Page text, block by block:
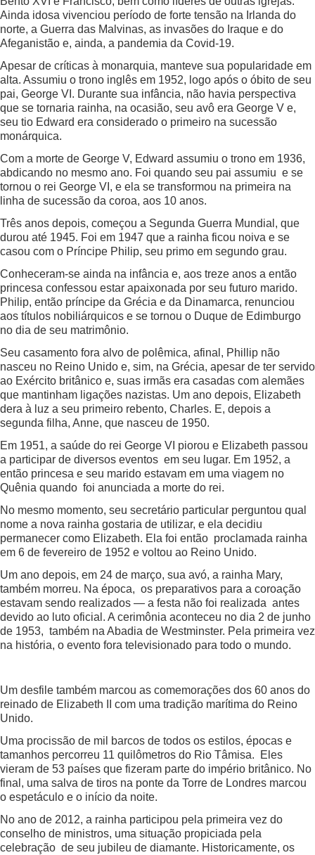
Ainda idosa vivenciou período de forte tensão na Irlanda do
norte, a Guerra das Malvinas, as invasões do Iraque e do
Afeganistão e, ainda, a pandemia da Covid-19.
Apesar de críticas à monarquia, manteve sua popularidade em
alta. Assumiu o trono inglês em 1952, logo após o óbito de seu
pai, George VI. Durante sua infância, não havia perspectiva
que se tornaria rainha, na ocasião, seu avô era George V e,
seu tio Edward era considerado o primeiro na sucessão
monárquica.
Com a morte de George V, Edward assumiu o trono em 1936,
abdicando no mesmo ano. Foi quando seu pai assumiu e se
tornou o rei George VI, e ela se transformou na primeira na
linha de sucessão da coroa, aos 10 anos.
Três anos depois, começou a Segunda Guerra Mundial, que
durou até 1945. Foi em 1947 que a rainha ficou noiva e se
casou com o Príncipe Philip, seu primo em segundo grau.
Conheceram-se ainda na infância e, aos treze anos a então
princesa confessou estar apaixonada por seu futuro marido.
Philip, então príncipe da Grécia e da Dinamarca, renunciou
aos títulos nobiliárquicos e se tornou o Duque de Edimburgo
no dia de seu matrimônio.
Seu casamento fora alvo de polêmica, afinal, Phillip não
nasceu no Reino Unido e, sim, na Grécia, apesar de ter servido
ao Exército britânico e, suas irmãs era casadas com alemães
que mantinham ligações nazistas. Um ano depois, Elizabeth
dera à luz a seu primeiro rebento, Charles. E, depois a
segunda filha, Anne, que nasceu de 1950.
Em 1951, a saúde do rei George VI piorou e Elizabeth passou
a participar de diversos eventos em seu lugar. Em 1952, a
então princesa e seu marido estavam em uma viagem no
Quênia quando foi anunciada a morte do rei.
No mesmo momento, seu secretário particular perguntou qual
nome a nova rainha gostaria de utilizar, e ela decidiu
permanecer como Elizabeth. Ela foi então proclamada rainha
em 6 de fevereiro de 1952 e voltou ao Reino Unido.
Um ano depois, em 24 de março, sua avó, a rainha Mary,
também morreu. Na época, os preparativos para a coroação
estavam sendo realizados — a festa não foi realizada antes
devido ao luto oficial. A cerimônia aconteceu no dia 2 de junho
de 1953, também na Abadia de Westminster. Pela primeira vez
na história, o evento fora televisionado para todo o mundo.
Um desfile também marcou as comemorações dos 60 anos do
reinado de Elizabeth II com uma tradição marítima do Reino
Unido.
Uma procissão de mil barcos de todos os estilos, épocas e
tamanhos percorreu 11 quilômetros do Rio Tâmisa. Eles
vieram de 53 países que fizeram parte do império britânico. No
final, uma salva de tiros na ponte da Torre de Londres marcou
o espetáculo e o início da noite.
No ano de 2012, a rainha participou pela primeira vez do
conselho de ministros, uma situação propiciada pela
celebração de seu jubileu de diamante. Historicamente, os